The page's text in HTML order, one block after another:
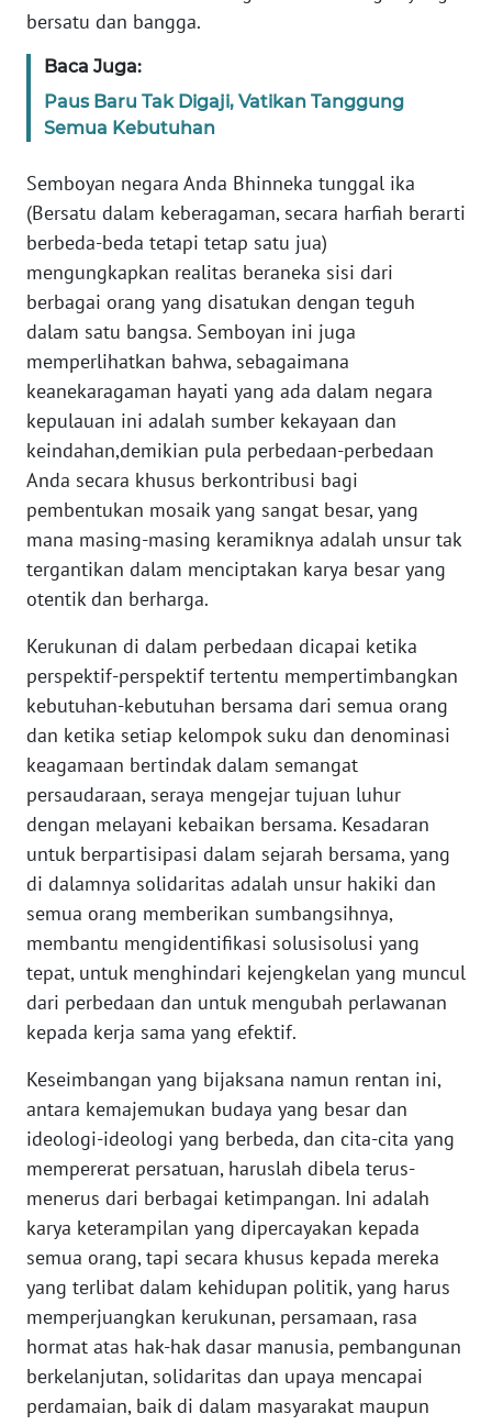
bersatu dan bangga.
Baca Juga:
Paus Baru Tak Digaji, Vatikan Tanggung
Semua Kebutuhan
Semboyan negara Anda Bhinneka tunggal ika
(Bersatu dalam keberagaman, secara harfiah berarti
berbeda-beda tetapi tetap satu jua)
mengungkapkan realitas beraneka sisi dari
berbagai orang yang disatukan dengan teguh
dalam satu bangsa. Semboyan ini juga
memperlihatkan bahwa, sebagaimana
keanekaragaman hayati yang ada dalam negara
kepulauan ini adalah sumber kekayaan dan
keindahan,demikian pula perbedaan-perbedaan
Anda secara khusus berkontribusi bagi
pembentukan mosaik yang sangat besar, yang
mana masing-masing keramiknya adalah unsur tak
tergantikan dalam menciptakan karya besar yang
otentik dan berharga.
Kerukunan di dalam perbedaan dicapai ketika
perspektif-perspektif tertentu mempertimbangkan
kebutuhan-kebutuhan bersama dari semua orang
dan ketika setiap kelompok suku dan denominasi
keagamaan bertindak dalam semangat
persaudaraan, seraya mengejar tujuan luhur
dengan melayani kebaikan bersama. Kesadaran
untuk berpartisipasi dalam sejarah bersama, yang
di dalamnya solidaritas adalah unsur hakiki dan
semua orang memberikan sumbangsihnya,
membantu mengidentifikasi solusisolusi yang
tepat, untuk menghindari kejengkelan yang muncul
dari perbedaan dan untuk mengubah perlawanan
kepada kerja sama yang efektif.
Keseimbangan yang bijaksana namun rentan ini,
antara kemajemukan budaya yang besar dan
ideologi-ideologi yang berbeda, dan cita-cita yang
mempererat persatuan, haruslah dibela terus-
menerus dari berbagai ketimpangan. Ini adalah
karya keterampilan yang dipercayakan kepada
semua orang, tapi secara khusus kepada mereka
yang terlibat dalam kehidupan politik, yang harus
memperjuangkan kerukunan, persamaan, rasa
hormat atas hak-hak dasar manusia, pembangunan
berkelanjutan, solidaritas dan upaya mencapai
perdamaian, baik di dalam masyarakat maupun
NTT
WN
WN
PAPUA
WN
PAPUA
BARAT
WN
RIAU
WN
SERAMBI
JAMBI
WN
NTB
WN
SULTENG
WN
SULBAR
WN
BABEL
WN
SUMBAR
WN
SUMSEL
WN
BENGKULU
WN
LAMPUNG
WN
JATENG